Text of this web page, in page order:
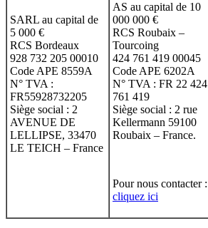
SARL au capital de
5 000 €
RCS Bordeaux
928 732 205 00010
Code APE 8559A
N° TVA :
FR55928732205
Siège social : 2
AVENUE DE
LELLIPSE, 33470
LE TEICH – France
AS au capital de 10
000 000 €
RCS Roubaix –
Tourcoing
424 761 419 00045
Code APE 6202A
N° TVA : FR 22 424
761 419
Siège social : 2 rue
Kellermann 59100
Roubaix – France.
Pour nous contacter :
cliquez ici